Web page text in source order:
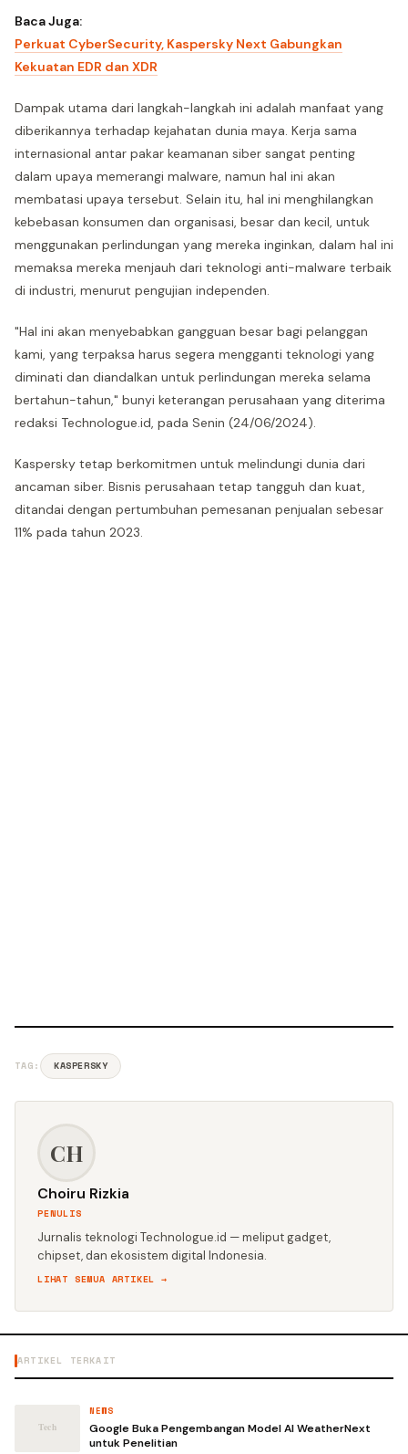
Baca Juga:
Perkuat CyberSecurity, Kaspersky Next Gabungkan
Kekuatan EDR dan XDR
Dampak utama dari langkah-langkah ini adalah manfaat yang
diberikannya terhadap kejahatan dunia maya. Kerja sama
internasional antar pakar keamanan siber sangat penting
dalam upaya memerangi malware, namun hal ini akan
membatasi upaya tersebut. Selain itu, hal ini menghilangkan
kebebasan konsumen dan organisasi, besar dan kecil, untuk
menggunakan perlindungan yang mereka inginkan, dalam hal ini
memaksa mereka menjauh dari teknologi anti-malware terbaik
di industri, menurut pengujian independen.
"Hal ini akan menyebabkan gangguan besar bagi pelanggan
kami, yang terpaksa harus segera mengganti teknologi yang
diminati dan diandalkan untuk perlindungan mereka selama
bertahun-tahun," bunyi keterangan perusahaan yang diterima
redaksi Technologue.id, pada Senin (24/06/2024).
Kaspersky tetap berkomitmen untuk melindungi dunia dari
ancaman siber. Bisnis perusahaan tetap tangguh dan kuat,
ditandai dengan pertumbuhan pemesanan penjualan sebesar
11% pada tahun 2023.
TAG: KASPERSKY
CH
Choiru Rizkia
PENULIS
Jurnalis teknologi Technologue.id — meliput gadget,
chipset, dan ekosistem digital Indonesia.
LIHAT SEMUA ARTIKEL →
ARTIKEL TERKAIT
NEWS
Google Buka Pengembangan Model AI WeatherNext
untuk Penelitian